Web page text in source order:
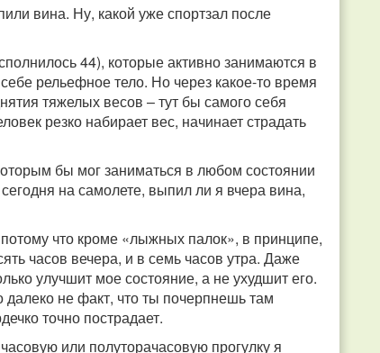
вина. Ну, какой уже спортзал после
44), которые активно занимаются в
рельефное тело. Но через какое-то время
тяжелых весов – тут бы самого себя
резко набирает вес, начинает страдать
бы мог заниматься в любом состоянии
на самолете, выпил ли я вчера вина,
что кроме «лыжных палок», в принципе,
часов вечера, и в семь часов утра. Даже
улучшит мое состояние, а не ухудшит его.
не факт, что ты почерпнешь там
точно пострадает.
или полуторачасовую прогулку я